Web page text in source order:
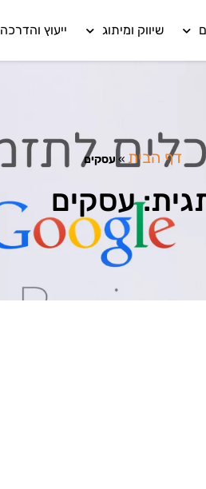
שיווק ומיתוג ייעוץ והדרכה
דף הבית » עסקים
עסקים